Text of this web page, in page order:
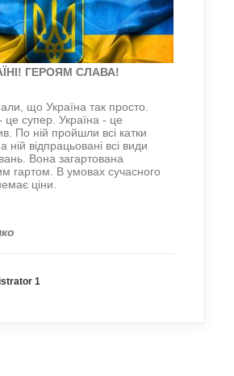
ГЕРОЯМ СЛАВА!
що Україна так просто.
це супер. Україна - це
По ній пройшли всі катки
ній відпрацьовані всі види
Вона загартована
гартом. В умовах сучасного
ціни.
1